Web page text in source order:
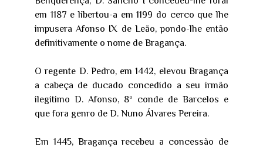
em 1187 e libertou-a em 1199 do cerco que lhe
impusera Afonso IX de Leão, pondo-lhe então
definitivamente o nome de Bragança.
O regente D. Pedro, em 1442, elevou Bragança
a cabeça de ducado concedido a seu irmão
ilegítimo D. Afonso, 8º conde de Barcelos e
que fora genro de D. Nuno Álvares Pereira.
Em 1445, Bragança recebeu a concessão de